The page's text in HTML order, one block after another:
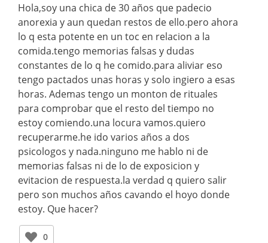
Hola,soy una chica de 30 años que padecio
anorexia y aun quedan restos de ello.pero ahora
lo q esta potente en un toc en relacion a la
comida.tengo memorias falsas y dudas
constantes de lo q he comido.para aliviar eso
tengo pactados unas horas y solo ingiero a esas
horas. Ademas tengo un monton de rituales
para comprobar que el resto del tiempo no
estoy comiendo.una locura vamos.quiero
recuperarme.he ido varios años a dos
psicologos y nada.ninguno me hablo ni de
memorias falsas ni de lo de exposicion y
evitacion de respuesta.la verdad q quiero salir
pero son muchos años cavando el hoyo donde
estoy. Que hacer?
0